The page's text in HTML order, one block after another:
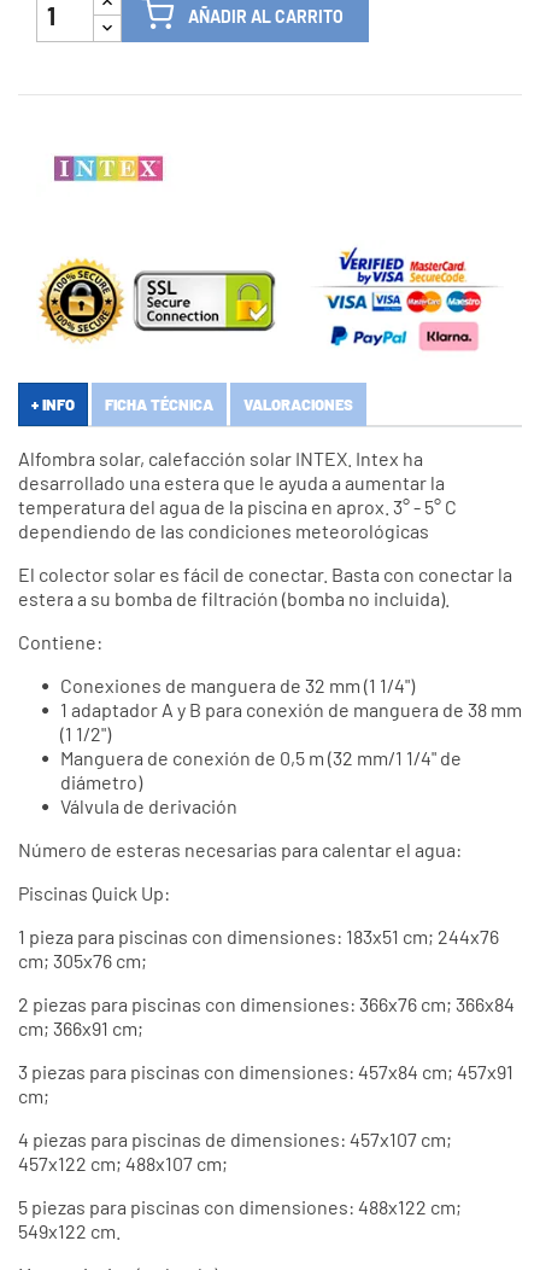
AÑADIR AL CARRITO
+ INFO FICHA TÉCNICA VALORACIONES
Alfombra solar, calefacción solar INTEX. Intex ha
desarrollado una estera que le ayuda a aumentar la
temperatura del agua de la piscina en aprox. 3° - 5° C
dependiendo de las condiciones meteorológicas
El colector solar es fácil de conectar. Basta con conectar la
estera a su bomba de filtración (bomba no incluida).
Contiene:
Conexiones de manguera de 32 mm (1 1/4")
1 adaptador A y B para conexión de manguera de 38 mm
(1 1/2")
Manguera de conexión de 0,5 m (32 mm/1 1/4" de
diámetro)
Válvula de derivación
Número de esteras necesarias para calentar el agua:
Piscinas Quick Up:
1 pieza para piscinas con dimensiones: 183x51 cm; 244x76
cm; 305x76 cm;
2 piezas para piscinas con dimensiones: 366x76 cm; 366x84
cm; 366x91 cm;
3 piezas para piscinas con dimensiones: 457x84 cm; 457x91
cm;
4 piezas para piscinas de dimensiones: 457x107 cm;
457x122 cm; 488x107 cm;
5 piezas para piscinas con dimensiones: 488x122 cm;
549x122 cm.